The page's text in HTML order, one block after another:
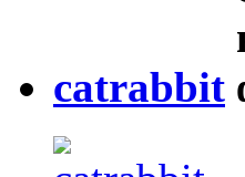
catrabbit